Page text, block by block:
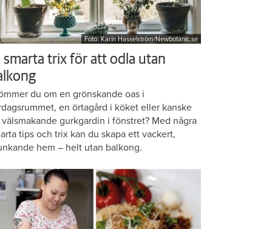
Foto: Karin Hasselström/Newbotanic.se
smarta trix för att odla utan
du om en grönskande oas i
en örtagård i köket eller kanske
gurkgardin i fönstret? Med några
tips och trix kan du skapa ett vackert,
hem – helt utan balkong.